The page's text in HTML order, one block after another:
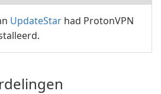
UpdateStar had ProtonVPN